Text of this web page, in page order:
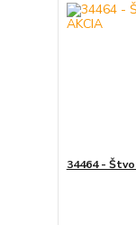
34464 -